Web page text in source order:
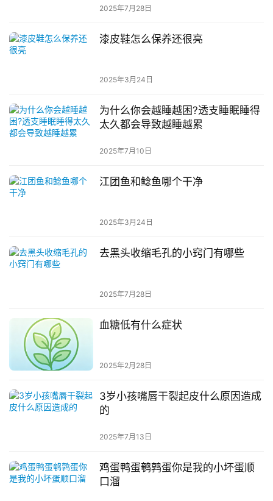
2025年7月28日
漆皮鞋怎么保养还很亮
2025年3月24日
为什么你会越睡越困?透支睡眠睡得
太久都会导致越睡越累
2025年7月10日
江团鱼和鲶鱼哪个干净
2025年3月24日
去黑头收缩毛孔的小窍门有哪些
2025年7月28日
血糖低有什么症状
2025年2月28日
3岁小孩嘴唇干裂起皮什么原因造成
的
2025年7月13日
鸡蛋鸭蛋鹌鹑蛋你是我的小坏蛋顺
口溜